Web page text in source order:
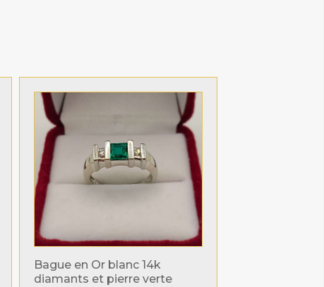
Bague en Or blanc 14k
diamants et pierre verte